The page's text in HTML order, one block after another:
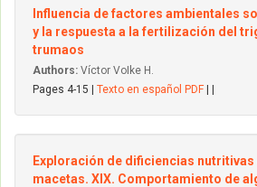
Influencia de factores ambientales
y la respuesta a la fertilización del
trumaos
Authors: Víctor VoIke H.
Pages 4-15 | Texto en español PDF
Exploración de dificiencias nutritivas
macetas. XIX. Comportamiento de